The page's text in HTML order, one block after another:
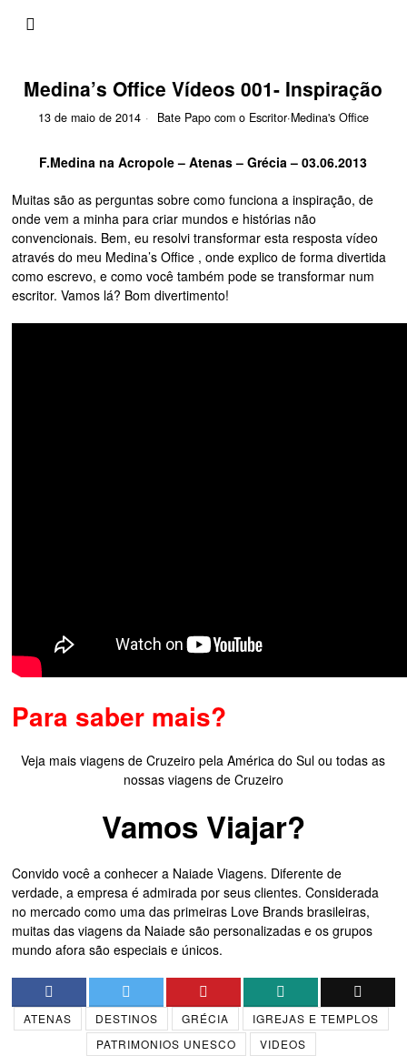
Medina’s Office Vídeos 001- Inspiração
13 de maio de 2014 Bate Papo com o Escritor·Medina's Office
F.Medina na Acropole – Atenas – Grécia – 03.06.2013
Muitas são as perguntas sobre como funciona a inspiração, de
onde vem a minha para criar mundos e histórias não
convencionais. Bem, eu resolvi transformar esta resposta vídeo
através do meu Medina’s Office , onde explico de forma divertida
como escrevo, e como você também pode se transformar num
escritor. Vamos lá? Bom divertimento!
Para saber mais?
Veja mais viagens de Cruzeiro pela América do Sul ou todas as
nossas viagens de Cruzeiro
Vamos Viajar?
Convido você a conhecer a Naiade Viagens. Diferente de
verdade, a empresa é admirada por seus clientes. Considerada
no mercado como uma das primeiras Love Brands brasileiras,
muitas das viagens da Naiade são personalizadas e os grupos
mundo afora são especiais e únicos.
ATENAS DESTINOS GRÉCIA
IGREJAS E TEMPLOS
PATRIMONIOS UNESCO
VIDEOS